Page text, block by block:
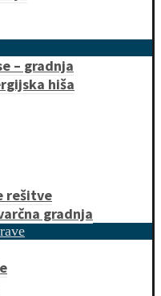
– gradnja
hiša
rešitve
gradnja